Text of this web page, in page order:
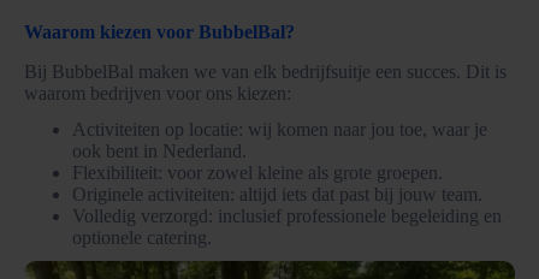
Waarom kiezen voor BubbelBal?
Bij BubbelBal maken we van elk bedrijfsuitje een succes. Dit is
waarom bedrijven voor ons kiezen:
Activiteiten op locatie: wij komen naar jou toe, waar je
ook bent in Nederland.
Flexibiliteit: voor zowel kleine als grote groepen.
Originele activiteiten: altijd iets dat past bij jouw team.
Volledig verzorgd: inclusief professionele begeleiding en
optionele catering.